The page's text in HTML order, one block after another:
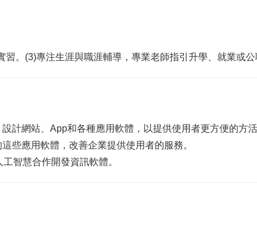
。(3)專注生涯與職涯輔導，專業老師指引升學、就業或公
計網站、App和各種應用軟體，以提供使用者更方便的方
些應用軟體，改善企業提供使用者的服務。
智慧合作開發資訊軟體。